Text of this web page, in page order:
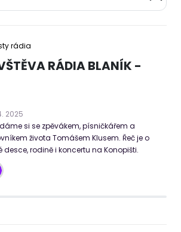
rádia
RÁDIA BLANÍK -
. 2025
si se zpěvákem, písničkářem a
života Tomášem Klusem. Řeč je o
desce, rodině i koncertu na Konopišti.